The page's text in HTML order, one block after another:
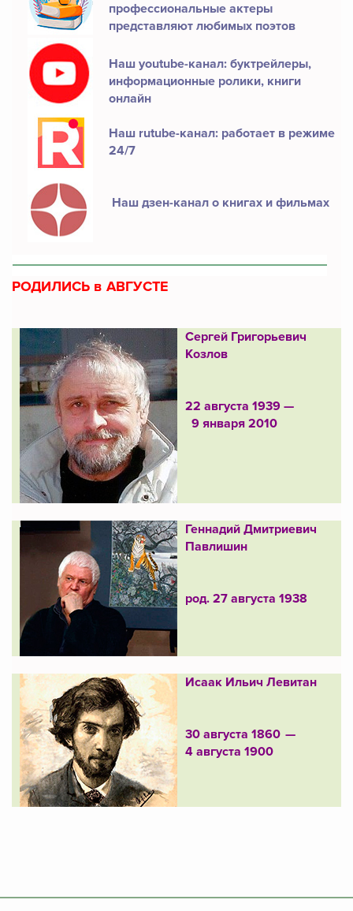
профессиональные актеры
представляют любимых поэтов
Наш youtube-канал: буктрейлеры,
информационные ролики, книги
онлайн
Наш rutube-канал: работает в режиме
24/7
Наш дзен-канал о книгах и фильмах
РОДИЛИСЬ в АВГУСТЕ
Сергей Григорьевич
Козлов
22 августа 1939 —
9 января 2010
Геннадий Дмитриевич
Павлишин
род. 27 августа 1938
Исаак Ильич Левитан
30 августа 1860 —
4 августа 1900